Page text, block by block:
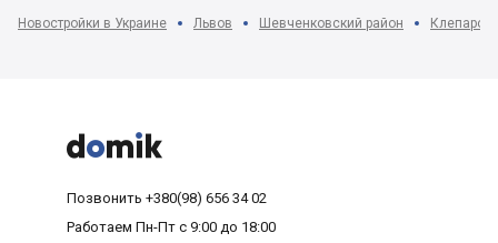
Новостройки в Украине Львов Шевченковский район Клепаров



Позвонить +380(98) 656 34 02
Работаем Пн-Пт с 9:00 до 18:00